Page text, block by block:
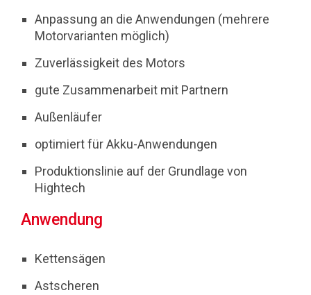
Anpassung an die Anwendungen (mehrere
Motorvarianten möglich)
Zuverlässigkeit des Motors
gute Zusammenarbeit mit Partnern
Außenläufer
optimiert für Akku-Anwendungen
Produktionslinie auf der Grundlage von
Hightech
Anwendung
Kettensägen
Astscheren